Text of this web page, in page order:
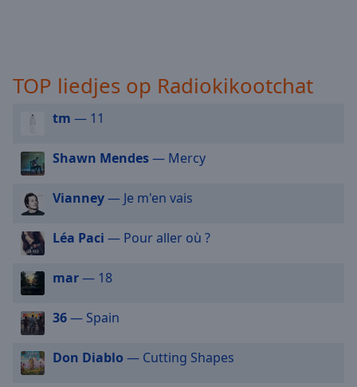
selected
Picture-
in-
Fullscreen
modal
window.
Beginning
dialog
TOP liedjes op Radiokikootchat
tm — 11
Shawn Mendes— Mercy
Vianney— Je m'en vais
Léa Paci — Pour aller où ?
mar— 18
36— Spain
Don Diablo — Cutting Shapes